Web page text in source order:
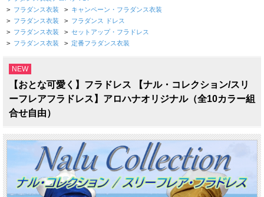
> フラダンス衣装 > キャンペーン・フラダンス衣装
> フラダンス衣装 > フラダンス ドレス
> フラダンス衣装 > セットアップ・フラドレス
> フラダンス衣装 > 定番フラダンス衣装
NEW
【おとな可愛く】フラドレス 【ナル・コレクション/スリ
ーフレアフラドレス】アロハナオリジナル（全10カラー組
合せ自由）